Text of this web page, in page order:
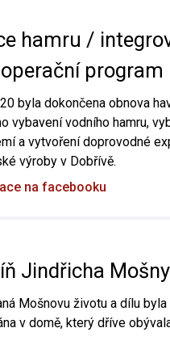
hamru /
program
byla dokončena obnova
vybavení vodního hamru,
a vytvoření doprovodné
výroby v Dobřívě.
na facebooku
Jindřicha Mošny
Mošnovu životu a dílu
v domě, který dříve